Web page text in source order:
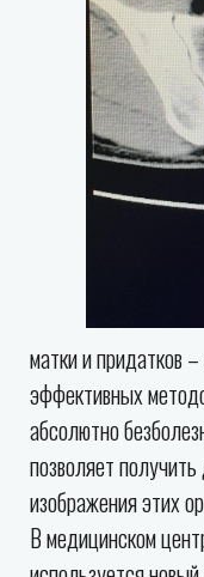
матки и придатков
эффективных
абсолютно
позволяет
изображения этих
В медицинском